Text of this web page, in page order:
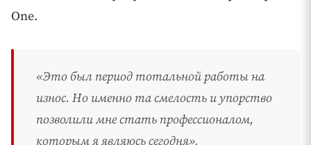
One.
«Это был период тотальной работы на
износ. Но именно та смелость и упорство
позволили мне стать профессионалом,
которым я являюсь сегодня».